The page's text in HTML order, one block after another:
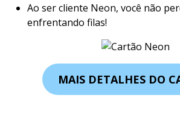
Ao ser cliente Neon, você não
enfrentando filas!
MAIS DETALHES DO